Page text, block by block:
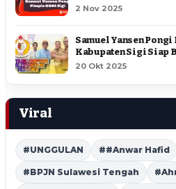
2 Nov 2025
Samuel Yansen Pongi
Kabupaten Sigi Siap
20 Okt 2025
Viral
#UNGGULAN ##Anwar Hafid
#BPJN Sulawesi Tengah